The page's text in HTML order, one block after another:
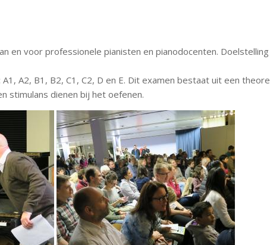
en voor professionele pianisten en pianodocenten.
A2, B1, B2, C1, C2, D en E. Dit examen bestaat uit een
stimulans dienen bij het oefenen.